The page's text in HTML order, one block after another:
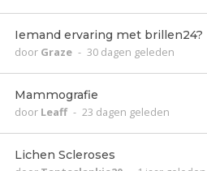
Iemand ervaring met brillen24?
door Graze - 30 dagen geleden
Mammografie
door Leaff - 23 dagen geleden
Lichen Scleroses